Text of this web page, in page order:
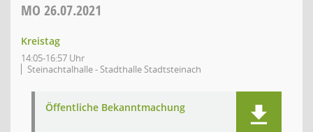
MO 26.07.2021
Kreistag
14:05-16:57 Uhr
Steinachtalhalle - Stadthalle Stadtsteinach
Öffentliche Bekanntmachung